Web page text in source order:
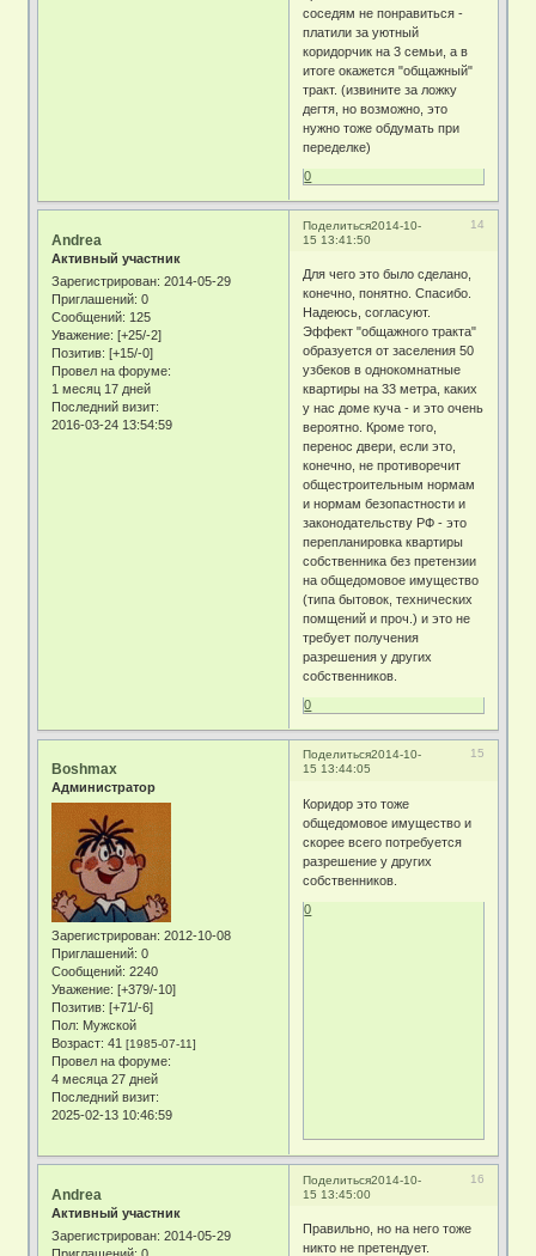
соседям не понравиться -
платили за уютный
коридорчик на 3 семьи, а в
итоге окажется "общажный"
тракт. (извините за ложку
дегтя, но возможно, это
нужно тоже обдумать при
переделке)
0
Поделиться 14
2014-10-
15 13:41:50
Andrea
Активный участник
Зарегистрирован: 2014-05-29
Приглашений: 0
Сообщений: 125
Уважение: [+25/-2]
Позитив: [+15/-0]
Провел на форуме:
1 месяц 17 дней
Последний визит:
2016-03-24 13:54:59
Для чего это было сделано,
конечно, понятно. Спасибо.
Надеюсь, согласуют.
Эффект "общажного тракта"
образуется от заселения 50
узбеков в однокомнатные
квартиры на 33 метра, каких
у нас доме куча - и это очень
вероятно. Кроме того,
перенос двери, если это,
конечно, не противоречит
общестроительным нормам
и нормам безопастности и
законодательству РФ - это
перепланировка квартиры
собственника без претензии
на общедомовое имущество
(типа бытовок, технических
помщений и проч.) и это не
требует получения
разрешения у других
собственников.
0
Поделиться 15
2014-10-
15 13:44:05
Boshmax
Администратор
Зарегистрирован: 2012-10-08
Приглашений: 0
Сообщений: 2240
Уважение: [+379/-10]
Позитив: [+71/-6]
Пол: Мужской
Возраст: 41[1985-07-11]
Провел на форуме:
4 месяца 27 дней
Последний визит:
2025-02-13 10:46:59
Коридор это тоже
общедомовое имущество и
скорее всего потребуется
разрешение у других
собственников.
0
Поделиться 16
2014-10-
15 13:45:00
Andrea
Активный участник
Зарегистрирован: 2014-05-29
Правильно, но на него тоже
никто не претендует.